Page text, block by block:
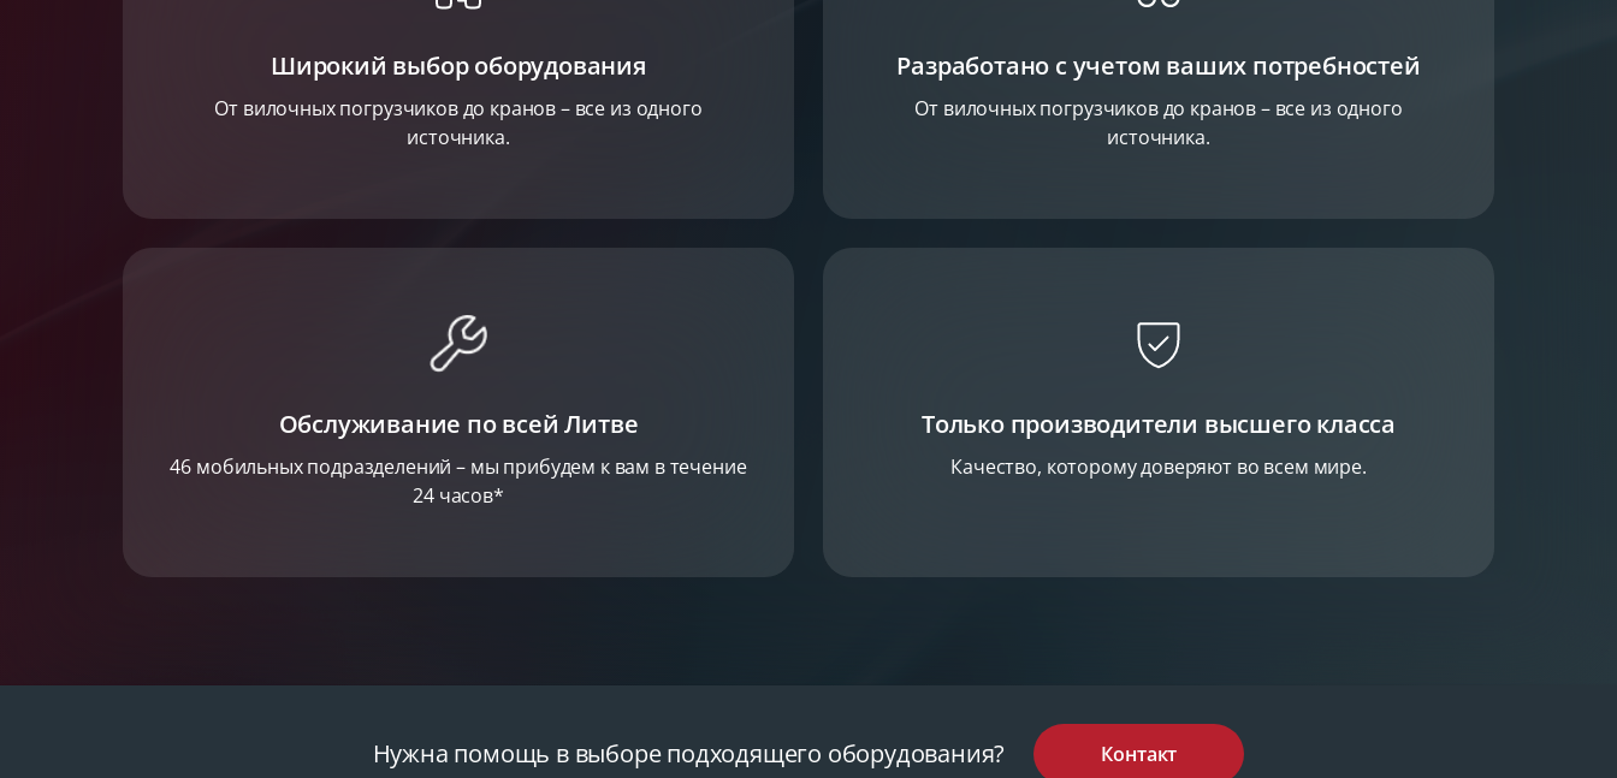
Широкий выбор оборудования
От вилочных погрузчиков до кранов – все из одного
источника.
Разработано с учетом ваших потребностей
От вилочных погрузчиков до кранов – все из одного
источника.
Обслуживание по всей Литве
46 мобильных подразделений – мы прибудем к вам в течение
24 часов*
Только производители высшего класса
Качество, которому доверяют во всем мире.
Нужна помощь в выборе подходящего оборудования? Контакт